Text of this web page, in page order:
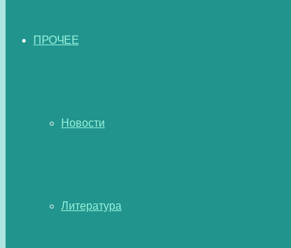
ПРОЧЕЕ
Новости
Литература